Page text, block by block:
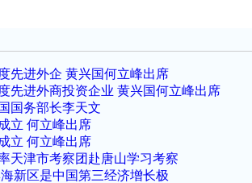
先进外企 黄兴国何立峰出席
先进外商投资企业 黄兴国何立峰出席
国务部长李天文
立 何立峰出席
立 何立峰出席
天津市考察团赴唐山学习考察
新区是中国第三经济增长极